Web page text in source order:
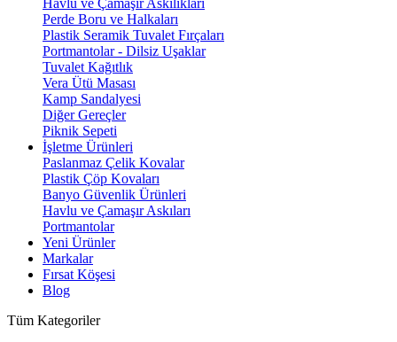
Havlu ve Çamaşır Askılıkları
Perde Boru ve Halkaları
Plastik Seramik Tuvalet Fırçaları
Portmantolar - Dilsiz Uşaklar
Tuvalet Kağıtlık
Vera Ütü Masası
Kamp Sandalyesi
Diğer Gereçler
Piknik Sepeti
İşletme Ürünleri
Paslanmaz Çelik Kovalar
Plastik Çöp Kovaları
Banyo Güvenlik Ürünleri
Havlu ve Çamaşır Askıları
Portmantolar
Yeni Ürünler
Markalar
Fırsat Köşesi
Blog
Tüm Kategoriler